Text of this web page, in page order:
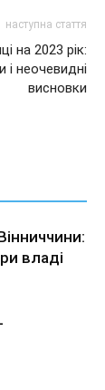
наступна стаття
на 2023 рік:
і неочевидні
висновки
владі